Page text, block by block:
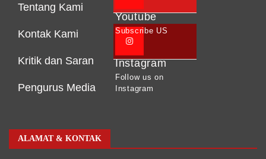
Tentang Kami
Kontak Kami
Kritik dan Saran
Pengurus Media
Youtube
Subscribe US
Instagram
Follow us on
Instagram
ALAMAT & KONTAK